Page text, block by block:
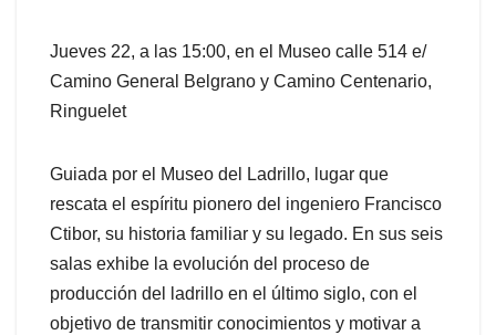
Jueves 22, a las 15:00, en el Museo calle 514 e/
Camino General Belgrano y Camino Centenario,
Ringuelet
Guiada por el Museo del Ladrillo, lugar que
rescata el espíritu pionero del ingeniero Francisco
Ctibor, su historia familiar y su legado. En sus seis
salas exhibe la evolución del proceso de
producción del ladrillo en el último siglo, con el
objetivo de transmitir conocimientos y motivar a